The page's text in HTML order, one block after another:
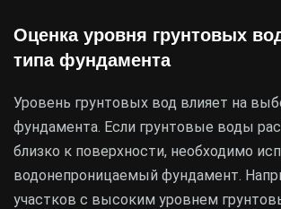
Оценка уровня грунтовых
типа фундамента
Уровень грунтовых вод влияет на
фундамента. Если грунтовые воды
близко к поверхности, необходимо
водонепроницаемый фундамент.
участков с высоким уровнем